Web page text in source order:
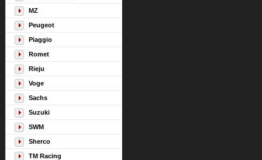
MZ
Peugeot
Piaggio
Romet
Rieju
Voge
Sachs
Suzuki
SWM
Sherco
TM Racing